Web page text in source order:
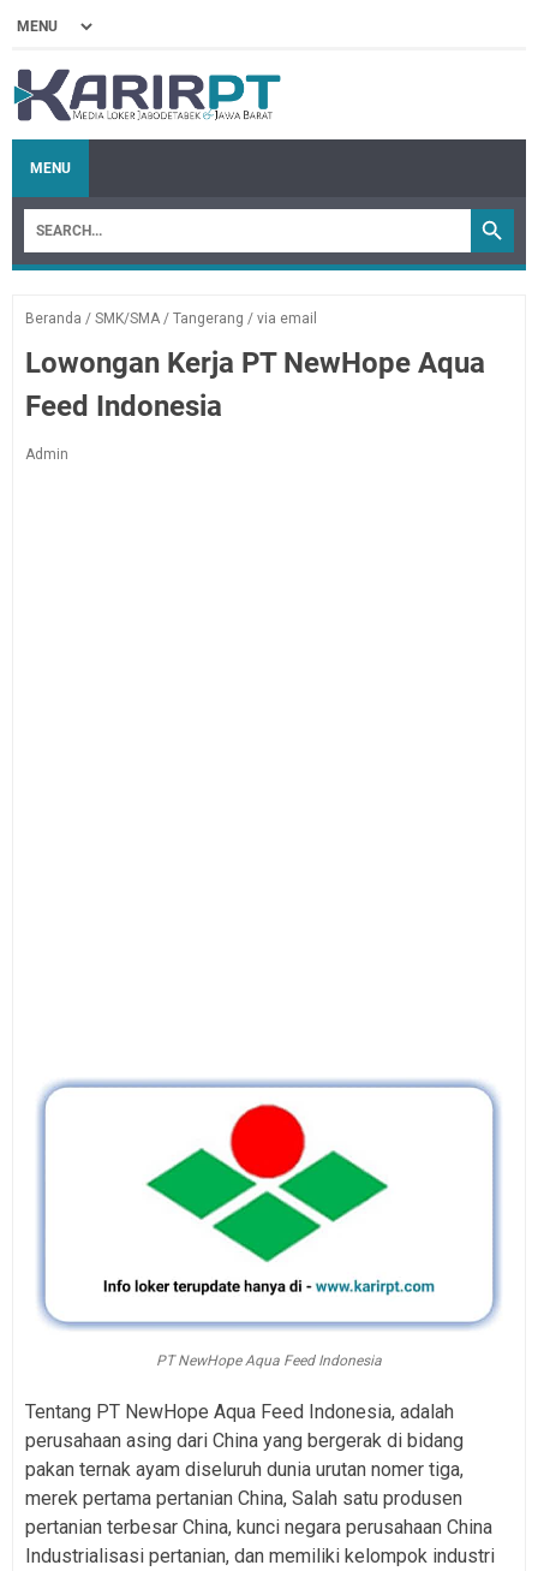
MENU
Beranda / SMK/SMA / Tangerang / via email
Lowongan Kerja PT NewHope Aqua
Feed Indonesia
Admin
PT NewHope Aqua Feed Indonesia
Tentang PT NewHope Aqua Feed Indonesia, adalah
perusahaan asing dari China yang bergerak di bidang
pakan ternak ayam diseluruh dunia urutan nomer tiga,
merek pertama pertanian China, Salah satu produsen
pertanian terbesar China, kunci negara perusahaan China
Industrialisasi pertanian, dan memiliki kelompok industri